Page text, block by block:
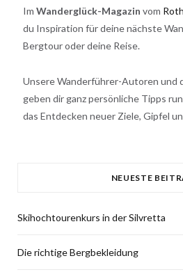
Im Wanderglück-Magazin vom
du Inspiration für deine nächste
Bergtour oder deine Reise.
Unsere Wanderführer-Autoren und
geben dir ganz persönliche Tipps
das Entdecken neuer Ziele, Gipfel
NEUESTE
Skihochtourenkurs in der Silvretta
Die richtige Bergbekleidung